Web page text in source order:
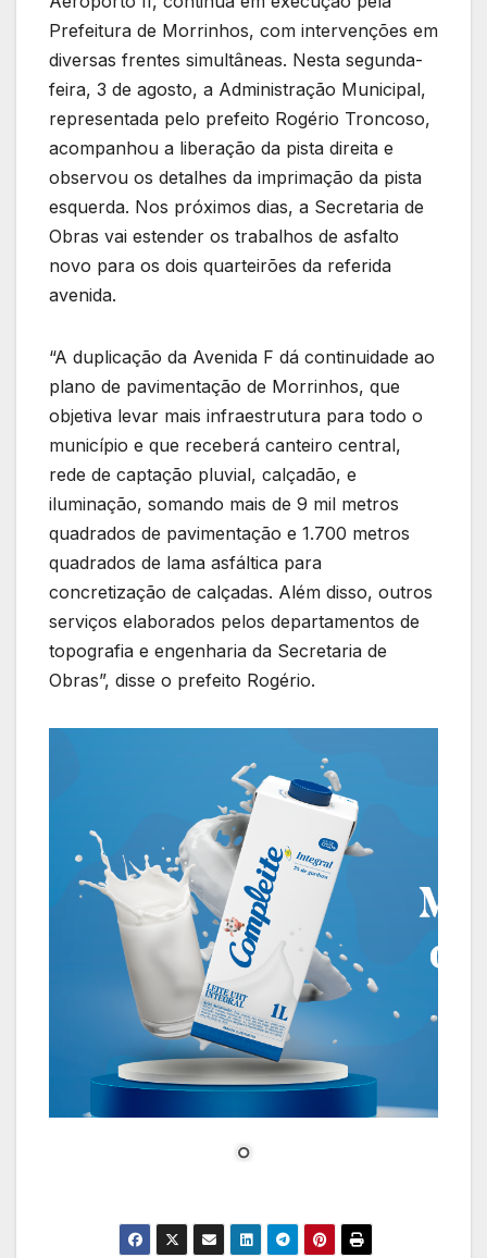
Prefeitura de Morrinhos, com intervenções em
diversas frentes simultâneas. Nesta segunda-
feira, 3 de agosto, a Administração Municipal,
representada pelo prefeito Rogério Troncoso,
acompanhou a liberação da pista direita e
observou os detalhes da imprimação da pista
esquerda. Nos próximos dias, a Secretaria de
Obras vai estender os trabalhos de asfalto
novo para os dois quarteirões da referida
avenida.
“A duplicação da Avenida F dá continuidade ao
plano de pavimentação de Morrinhos, que
objetiva levar mais infraestrutura para todo o
município e que receberá canteiro central,
rede de captação pluvial, calçadão, e
iluminação, somando mais de 9 mil metros
quadrados de pavimentação e 1.700 metros
quadrados de lama asfáltica para
concretização de calçadas. Além disso, outros
serviços elaborados pelos departamentos de
topografia e engenharia da Secretaria de
Obras”, disse o prefeito Rogério.